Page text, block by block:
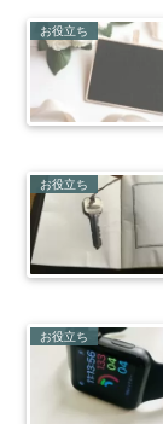
お役立ち
お役立ち
お役立ち